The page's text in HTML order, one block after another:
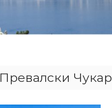
Превалски Чукар